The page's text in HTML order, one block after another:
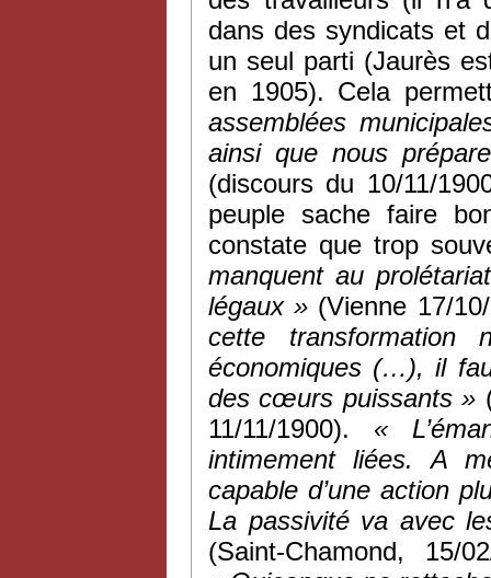
dans des syndicats et
un seul parti (Jaurès
en 1905). Cela
assemblées
ainsi que nous
(discours du 10/11/
peuple sache faire
constate que trop
manquent au
légaux » (Vienne 17/
cette
économiques (…), il
des cœurs puissants »
11/11/1900). «
intimement liées. A
capable d’une action
La passivité va avec
(Saint-Chamond, 15/